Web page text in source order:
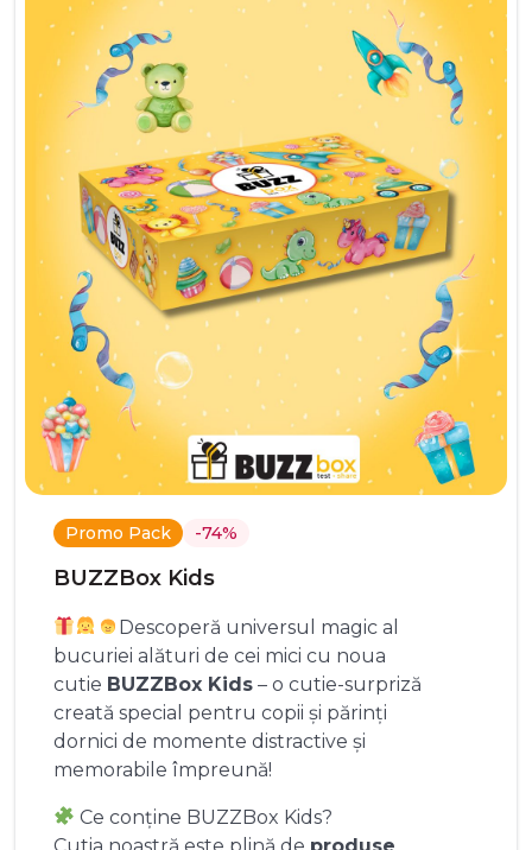
Promo Pack -74%
BUZZBox Kids
Descoperă universul magic al
bucuriei alături de cei mici cu noua
cutie BUZZBox Kids – o cutie-surpriză
creată special pentru copii și părinți
dornici de momente distractive și
memorabile împreună!
Ce conține BUZZBox Kids?
Cutia noastră este plină de produse